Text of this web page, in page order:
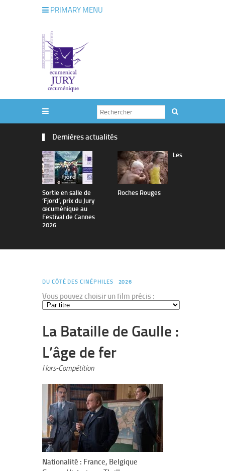
PRIMARY MENU
Dernières actualités
Sortie en salle de
’Fjord’, prix du Jury
œcuménique au
Festival de Cannes
2026
Les
Roches Rouges
DU CÔTÉ DES CINÉPHILES 2026
Vous pouvez choisir un film précis :
La Bataille de Gaulle :
L’âge de fer
Hors-Compétition
Nationalité : France, Belgique